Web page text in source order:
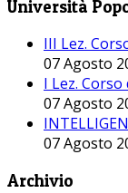
Università
III Lez.
07 Agosto
I Lez.
07 Agosto
07 Agosto
Archivio